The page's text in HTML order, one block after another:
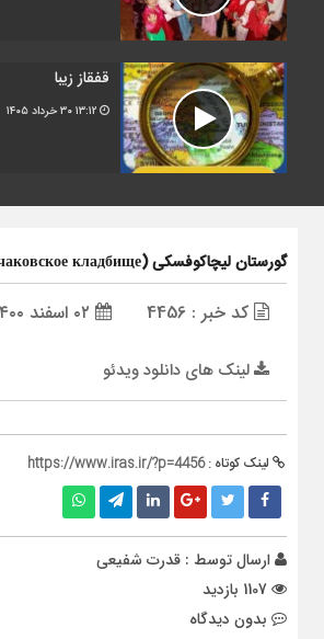
قفقاز زیبا
۳۰ خرداد ۱۴۰۵
گورستان لیچاکوفسکی (Лычаковское кладбище)
کد خبر : 4456
لینک های دانلود ویدئو
لینک کوتاه :https://www.iras.ir/?p=4456
ارسال توسط : قدرت شفیعی
بدون دیدگاه